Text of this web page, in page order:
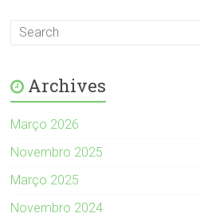
Archives
Março 2026
Novembro 2025
Março 2025
Novembro 2024